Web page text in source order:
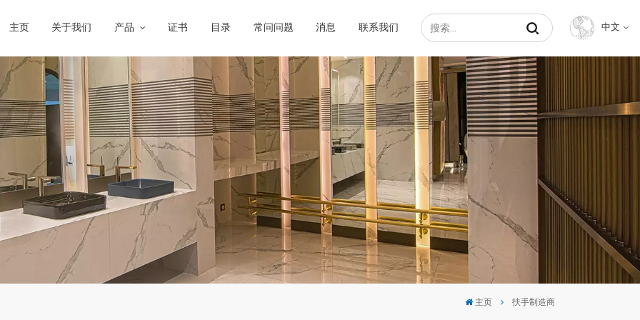
主页 关于我们 产品 证书 目录 常问问题 消息 联系我们 中文
Français
Español
عربي
主页 扶手制造商